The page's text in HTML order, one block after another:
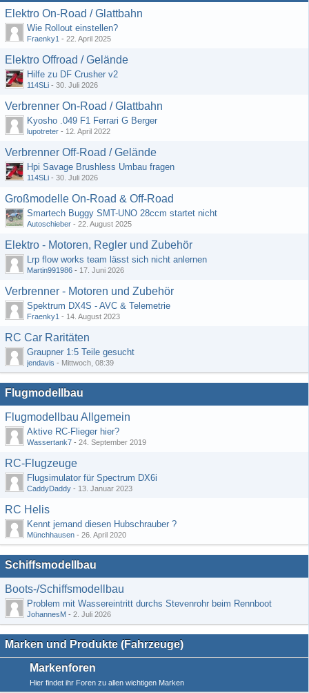
Elektro On-Road / Glattbahn
Wie Rollout einstellen?
Fraenky1 - 22. April 2025
Elektro Offroad / Gelände
Hilfe zu DF Crusher v2
114SLi - 30. Juli 2026
Verbrenner On-Road / Glattbahn
Kyosho .049 F1 Ferrari G Berger
lupotreter - 12. April 2022
Verbrenner Off-Road / Gelände
Hpi Savage Brushless Umbau fragen
114SLi - 30. Juli 2026
Großmodelle On-Road & Off-Road
Smartech Buggy SMT-UNO 28ccm startet nicht
Autoschieber - 22. August 2025
Elektro - Motoren, Regler und Zubehör
Lrp flow works team lässt sich nicht anlernen
Martin991986 - 17. Juni 2026
Verbrenner - Motoren und Zubehör
Spektrum DX4S - AVC & Telemetrie
Fraenky1 - 14. August 2023
RC Car Raritäten
Graupner 1:5 Teile gesucht
jendavis - Mittwoch, 08:39
Flugmodellbau
Flugmodellbau Allgemein
Aktive RC-Flieger hier?
Wassertank7 - 24. September 2019
RC-Flugzeuge
Flugsimulator für Spectrum DX6i
CaddyDaddy - 13. Januar 2023
RC Helis
Kennt jemand diesen Hubschrauber ?
Münchhausen - 26. April 2020
Schiffsmodellbau
Boots-/Schiffsmodellbau
Problem mit Wassereintritt durchs Stevenrohr beim Rennboot
JohannesM - 2. Juli 2026
Marken und Produkte (Fahrzeuge)
Markenforen
Hier findet ihr Foren zu allen wichtigen Marken